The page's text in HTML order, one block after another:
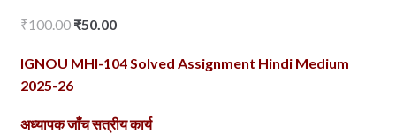
₹100.00 Original
was:
₹100.00.
₹50.00Current
is:
IGNOU MHI-104 Solved Assignment Hindi Medium
2025-26
अध्यापक जाँच सत्रीय कार्य